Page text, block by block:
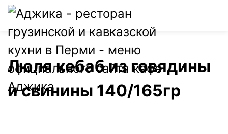
Люля кебаб из говядины
и свинины 140/165гр